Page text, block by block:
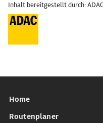
Inhalt bereitgestellt durch:
Home
Routenplaner